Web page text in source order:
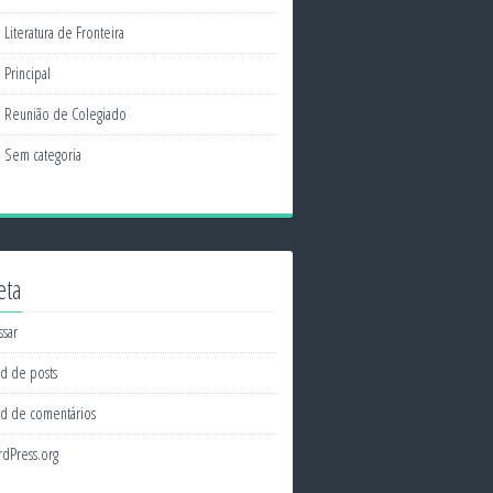
Literatura de Fronteira
Principal
Reunião de Colegiado
Sem categoria
de posts
de comentários